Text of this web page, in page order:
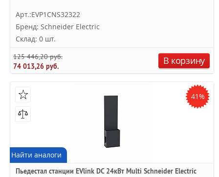
Арт.:EVP1CNS32322
Бренд: Schneider Electric
Склад: 0 шт.
125 446,20 руб.
74 013,26 руб.
В корзину
41%
Найти аналоги
Пьедестал станции EVlink DC 24кВт Multi Schneider Electric